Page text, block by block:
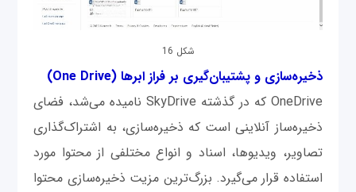
شکل 16
ذخیره‌سازی و پشتیبان‌گیری بر فراز ابرها (One Drive)
OneDrive که در گذشته SkyDrive نامیده می‌شد، فضای
ذخیره‌ساز آنلاینی است که ذخیره‌سازی، به اشتراک‌گذاری
تصاویر، ویدیوها، اسناد و انواع مختلفی از محتوا مورد
استفاده قرار می‌گیرد. بزرگ‌ترین مزیت ذخیره‌سازی محتوا